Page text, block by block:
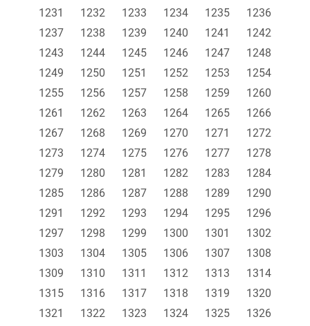
1231
1232 1233 1234 1235
1236
1237
1238 1239 1240 1241
1242
1243
1244 1245 1246 1247
1248
1249
1250 1251 1252 1253
1254
1255
1256 1257 1258 1259
1260
1261
1262 1263 1264 1265
1266
1267
1268 1269 1270 1271
1272
1273
1274 1275 1276 1277
1278
1279
1280 1281 1282 1283
1284
1285
1286 1287 1288 1289
1290
1291
1292 1293 1294 1295
1296
1297
1298 1299 1300 1301
1302
1303
1304 1305 1306 1307
1308
1309
1310 1311 1312 1313
1314
1315
1316 1317 1318 1319
1320
1321
1322 1323 1324 1325
1326